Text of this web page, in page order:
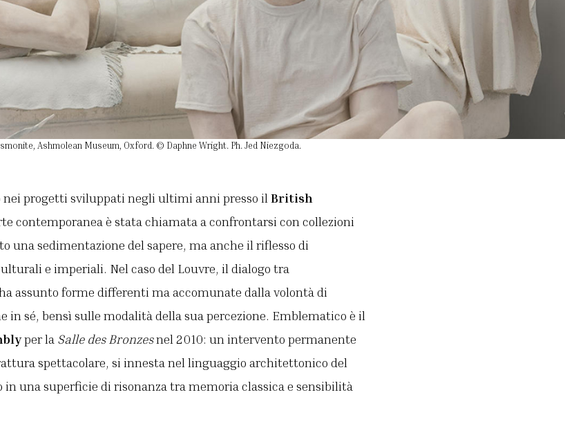
Ashmolean Museum, Oxford. © Daphne Wright. Ph. Jed Niezgoda.
nei progetti sviluppati negli ultimi anni presso il British
contemporanea è stata chiamata a confrontarsi con collezioni
una sedimentazione del sapere, ma anche il riflesso di
e imperiali. Nel caso del Louvre, il dialogo tra
assunto forme differenti ma accomunate dalla volontà di
in sé, bensì sulle modalità della sua percezione. Emblematico è il
per la Salle des Bronzesnel 2010: un intervento permanente
spettacolare, si innesta nel linguaggio architettonico del
in una superficie di risonanza tra memoria classica e sensibilità